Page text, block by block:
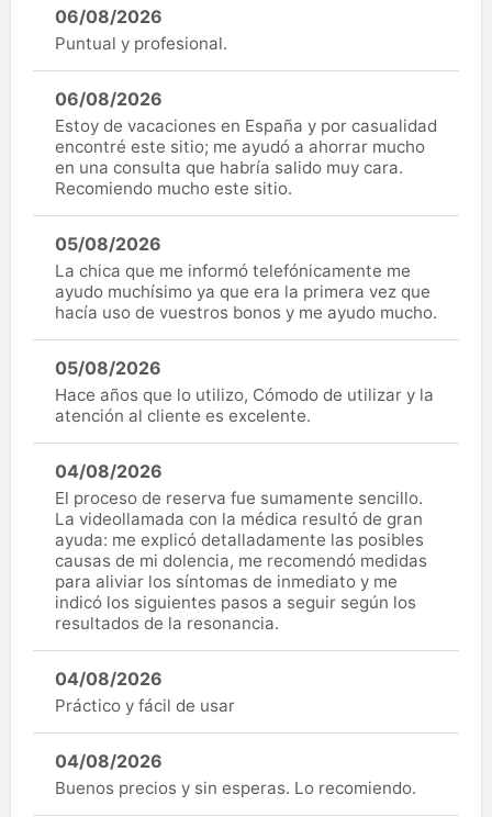
06/08/2026
Puntual y profesional.
06/08/2026
Estoy de vacaciones en España y por casualidad
encontré este sitio; me ayudó a ahorrar mucho
en una consulta que habría salido muy cara.
Recomiendo mucho este sitio.
05/08/2026
La chica que me informó telefónicamente me
ayudo muchísimo ya que era la primera vez que
hacía uso de vuestros bonos y me ayudo mucho.
05/08/2026
Hace años que lo utilizo, Cómodo de utilizar y la
atención al cliente es excelente.
04/08/2026
El proceso de reserva fue sumamente sencillo.
La videollamada con la médica resultó de gran
ayuda: me explicó detalladamente las posibles
causas de mi dolencia, me recomendó medidas
para aliviar los síntomas de inmediato y me
indicó los siguientes pasos a seguir según los
resultados de la resonancia.
04/08/2026
Práctico y fácil de usar
04/08/2026
Buenos precios y sin esperas. Lo recomiendo.